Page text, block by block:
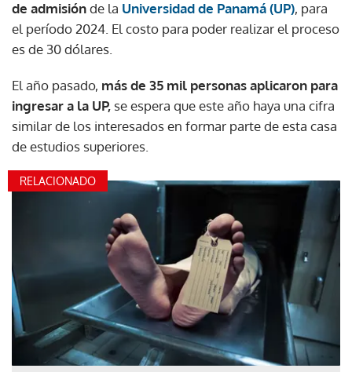
de admisiónde la Universidad de Panamá (UP), para
el período 2024. El costo para poder realizar el proceso
es de 30 dólares.
El año pasado, más de 35 mil personas aplicaron para
ingresar a la UP, se espera que este año haya una cifra
similar de los interesados en formar parte de esta casa
de estudios superiores.
RELACIONADO